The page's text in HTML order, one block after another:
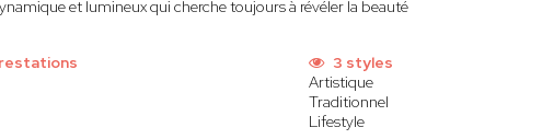
et lumineux qui cherche toujours à révéler la beauté
3 styles
Artistique
Traditionnel
Lifestyle